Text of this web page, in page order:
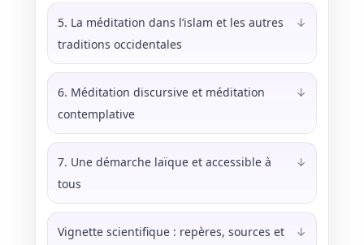
5. La méditation dans l’islam et les autres
traditions occidentales
↓
6. Méditation discursive et méditation
contemplative
↓
7. Une démarche laïque et accessible à
tous
↓
Vignette scientifique : repères, sources et
↓